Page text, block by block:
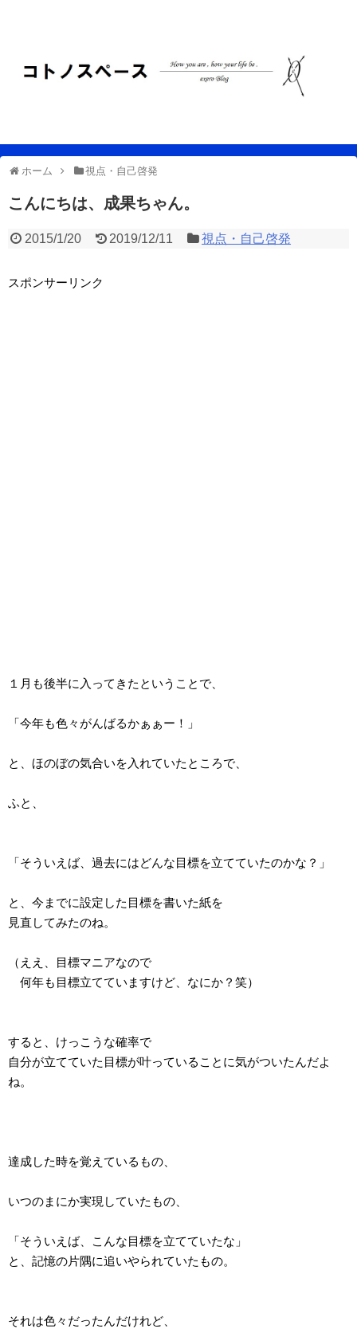
ホーム 視点・自己啓発
こんにちは、成果ちゃん。
2015/1/20 2019/12/11 視点・自己啓発
スポンサーリンク
１月も後半に入ってきたということで、
「今年も色々がんばるかぁぁー！」
と、ほのぼの気合いを入れていたところで、
ふと、
「そういえば、過去にはどんな目標を立てていたのかな？」
と、今までに設定した目標を書いた紙を
見直してみたのね。
（ええ、目標マニアなので
何年も目標立てていますけど、なにか？笑）
すると、けっこうな確率で
自分が立てていた目標が叶っていることに気がついたんだよ
ね。
達成した時を覚えているもの、
いつのまにか実現していたもの、
「そういえば、こんな目標を立てていたな」
と、記憶の片隅に追いやられていたもの。
それは色々だったんだけれど、